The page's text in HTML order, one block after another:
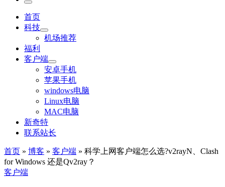
主
菜
单
首页
科技
机场推荐
福利
客户端
安卓手机
苹果手机
windows电脑
Linux电脑
MAC电脑
新奇特
联系站长
首页 » 博客 » 客户端 » 科学上网客户端怎么选?v2rayN、Clash
for Windows 还是Qv2ray？
客户端